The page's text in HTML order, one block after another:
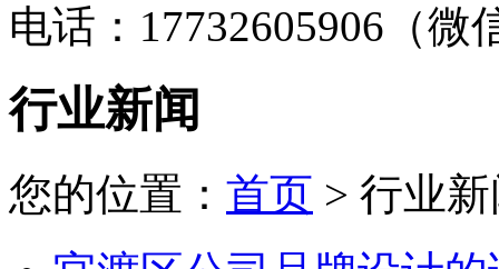
电话：17732605906（微
行业新闻
您的位置： 首页 > 行业